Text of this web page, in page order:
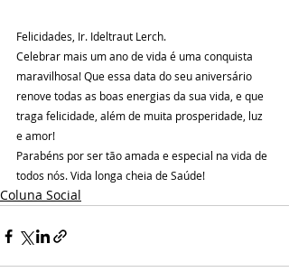
Felicidades, Ir. Ideltraut Lerch.
Celebrar mais um ano de vida é uma conquista
maravilhosa! Que essa data do seu aniversário
renove todas as boas energias da sua vida, e que
traga felicidade, além de muita prosperidade, luz
e amor!
Parabéns por ser tão amada e especial na vida de
todos nós. Vida longa cheia de Saúde!
Coluna Social